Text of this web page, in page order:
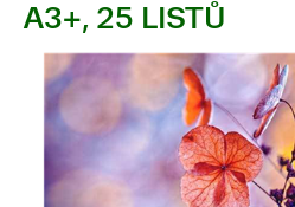
A3+, 25 LISTŮ